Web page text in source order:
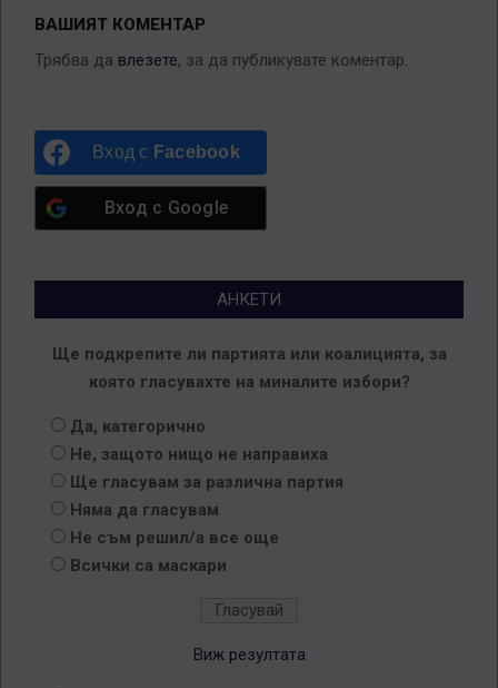
ВАШИЯТ КОМЕНТАР
Трябва да влезете, за да публикувате коментар.
Вход с Facebook
Вход с Google
АНКЕТИ
Ще подкрепите ли партията или коалицията, за
която гласувахте на миналите избори?
Да, категорично
Не, защото нищо не направиха
Ще гласувам за различна партия
Няма да гласувам
Не съм решил/а все още
Всички са маскари
Виж резултата